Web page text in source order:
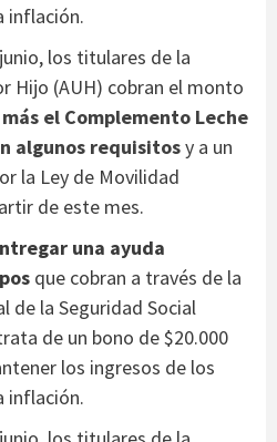
inflación.
los titulares de la
Hijo (AUH) cobran el monto
más el Complemento Leche
algunos requisitosy a un
la Ley de Movilidad
de este mes.
una ayuda
que cobran a través de la
de la Seguridad Social
de un bono de $20.000
los ingresos de los
inflación.